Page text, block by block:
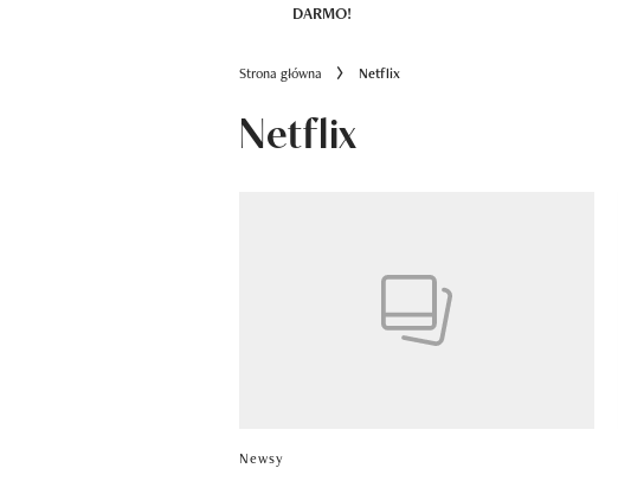
DARMO!
Strona główna Netflix
Netflix
Newsy